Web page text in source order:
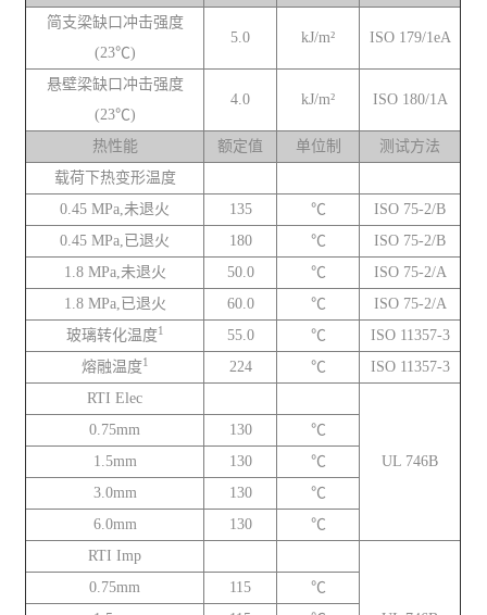
简支梁缺口冲击强度
(23℃)
5.0 kJ/m² ISO 179/1eA
悬壁梁缺口冲击强度
(23℃)
4.0 kJ/m² ISO 180/1A
热性能 额定值 单位制
测试方法
载荷下热变形温度
0.45 MPa,未退火
135 ℃
ISO 75-2/B
0.45 MPa,已退火
180 ℃
ISO 75-2/B
1.8 MPa,未退火
50.0 ℃
ISO 75-2/A
1.8 MPa,已退火
60.0 ℃
ISO 75-2/A
玻璃转化温度1 55.0 ℃
ISO 11357-3
熔融温度1 224 ℃
ISO 11357-3
RTI Elec
UL 746B
0.75mm 130
℃
1.5mm
130
℃
3.0mm
130
℃
6.0mm
130
℃
RTI Imp
0.75mm 115
℃